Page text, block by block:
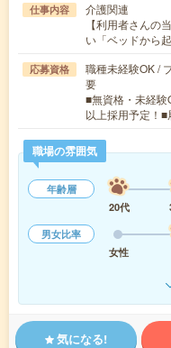
仕事内容
介護関連
【利用者さんの
い「ベッドから
応募資格
職種未経験OK /
要
■無資格・未経験
以上採用予定！
職場の雰囲気
年齢層
20代
男女比率
女性
気になる!